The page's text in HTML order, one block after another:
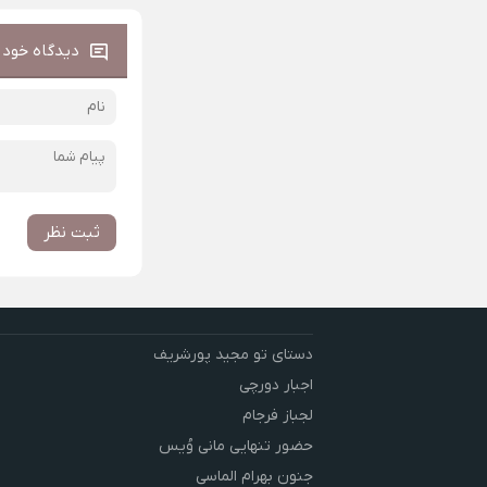
دیدگاه خود
ثبت نظر
دستای تو مجید پورشریف
اجبار دورچی
لجباز فرجام
حضور تنهایی مانی وُیس
جنون بهرام الماسی